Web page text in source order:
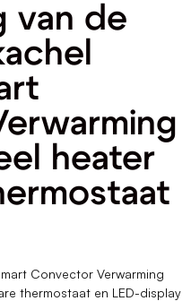
van de
heater
Convector Verwarming
thermostaat en LED-display